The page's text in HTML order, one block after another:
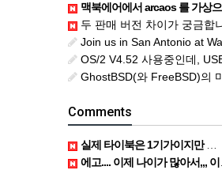
맥북에어에서 arcaos 를 가상으로 돌릴려면 어떻게 해야 하는
두 판매 버전 차이가 궁금합
Join us in San Antonio at
OS/2 V4.52 사용중인데, USB drive 사용 가능한지
GhostBSD(와 FreeBSD)의 마우스 문
Comments
실제 타이북은 1기가이지만 UTM 설정에선 768mb 입니다. 1기가나 그 보다 넘게 설정하면 UTM 에뮬레…
에고.... 이제 나이가 많아서,,, 이런 가상pc에 설치해보는 것도 귀찮군요.. ㅎㅎ 날씨도 덥고.....…